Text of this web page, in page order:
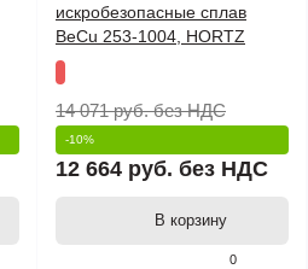
0
искробезопасные сплав
BeCu 253-1004, HORTZ
14 071 руб.без НДС
-10%
12 664 руб. без НДС
В корзину